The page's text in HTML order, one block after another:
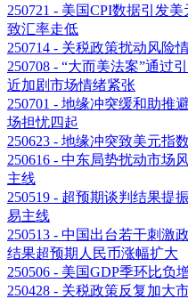
250721 - 美国CPI数据引发
致汇率走低
250714 - 关税政策扰动风险
250708 - “大而美法案”通过
近加剧市场情绪紧张
250701 - 地缘冲突缓和助推
场担忧四起
250623 - 地缘冲突致美元指
250616 - 中东局势扰动市场
主线
250519 - 超预期谈判结果提
易主线
250513 - 中国出台若干刺激
结果超预期人民币涨幅扩大
250506 - 美国GDP季环比负
250428 - 关税政策反复加大